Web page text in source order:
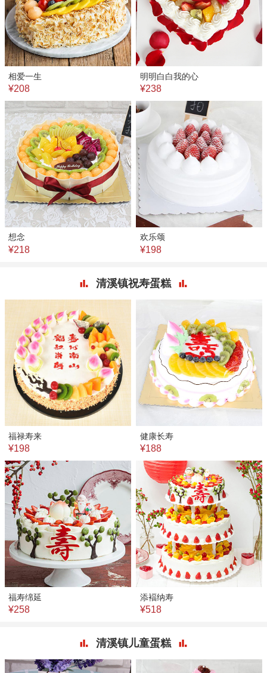
相爱一生
¥208
明明白白我的心
¥238
想念
¥218
欢乐颂
¥198
清溪镇祝寿蛋糕
福禄寿来
¥198
健康长寿
¥188
福寿绵延
¥258
添褔纳寿
¥518
清溪镇儿童蛋糕